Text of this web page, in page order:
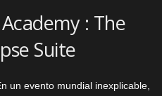
: The
Suite
un evento mundial inexplicable,